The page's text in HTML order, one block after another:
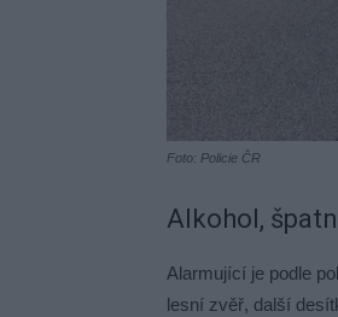
Foto: Policie ČR
Alkohol,
Alarmující je podle
lesní zvěř, další